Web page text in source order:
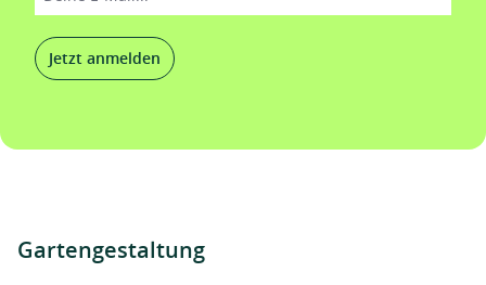
Jetzt anmelden
Gartengestaltung